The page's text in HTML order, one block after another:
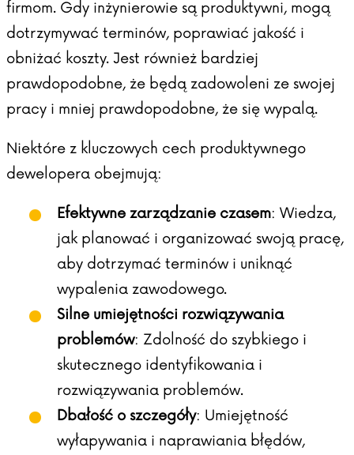
firmom. Gdy inżynierowie są produktywni, mogą
dotrzymywać terminów, poprawiać jakość i
obniżać koszty. Jest również bardziej
prawdopodobne, że będą zadowoleni ze swojej
pracy i mniej prawdopodobne, że się wypalą.
Niektóre z kluczowych cech produktywnego
dewelopera obejmują:
Efektywne zarządzanie czasem: Wiedza,
jak planować i organizować swoją pracę,
aby dotrzymać terminów i uniknąć
wypalenia zawodowego.
Silne umiejętności rozwiązywania
problemów: Zdolność do szybkiego i
skutecznego identyfikowania i
rozwiązywania problemów.
Dbałość o szczegóły: Umiejętność
wyłapywania i naprawiania błędów,